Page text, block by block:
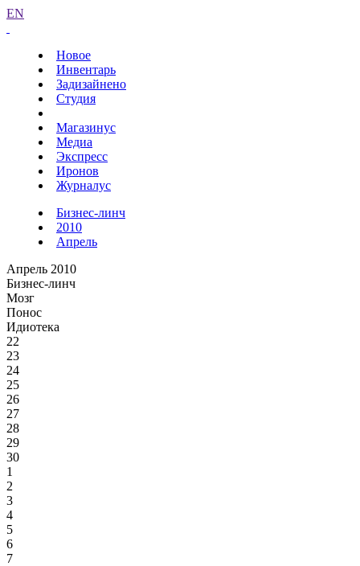
EN
Новое
Инвентарь
Задизайнено
Студия
Магазинус
Медиа
Экспресс
Иронов
Журналус
Бизнес-линч
2010
Апрель
Апрель 2010
Бизнес-линч
Мозг
Понос
Идиотека
22
23
24
25
26
27
28
29
30
1
2
3
4
5
6
7